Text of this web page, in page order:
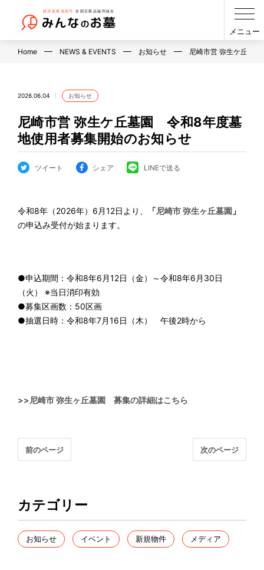
メニュー
Home NEWS & EVENTS お知らせ 尼崎市営 弥生ケ丘墓…
2026.06.04 お知らせ
尼崎市営 弥生ケ丘墓園 令和8年度墓
地使用者募集開始のお知らせ
ツイート シェア LINEで送る
令和8年（2026年）6月12日より、 「尼崎市 弥生ヶ丘墓園 」
の申込み受付が始まります。
●申込期間：令和8年6月12日（金）～令和8年6月30日
（火） ※当日消印有効
●募集区画数：50区画
●抽選日時：令和8年7月16日（木） 午後2時から
>>尼崎市 弥生ヶ丘墓園 募集の詳細はこちら
前のページ 次のページ
カテゴリー
お知らせ イベント 新規物件 メディア